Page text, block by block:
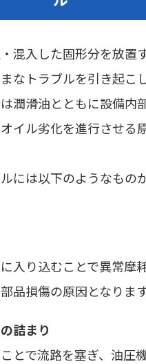
混入した固形分を放置
なトラブルを引き起こ
潤滑油とともに設備内
イル劣化を進行させる
には以下のようなもの
入り込むことで異常摩
品損傷の原因となります
詰まり
とで流路を塞ぎ、油圧